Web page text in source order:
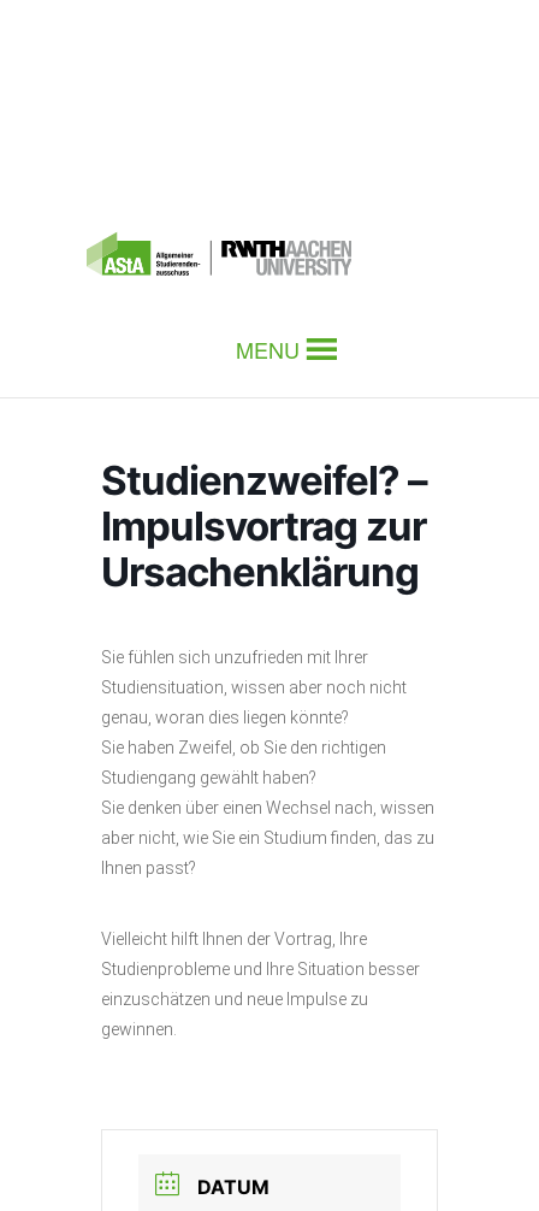
MENU
Studienzweifel? –
Impulsvortrag zur
Ursachenklärung
Sie fühlen sich unzufrieden mit Ihrer
Studiensituation, wissen aber noch nicht
genau, woran dies liegen könnte?
Sie haben Zweifel, ob Sie den richtigen
Studiengang gewählt haben?
Sie denken über einen Wechsel nach, wissen
aber nicht, wie Sie ein Studium finden, das zu
Ihnen passt?
Vielleicht hilft Ihnen der Vortrag, Ihre
Studienprobleme und Ihre Situation besser
einzuschätzen und neue Impulse zu
gewinnen.
DATUM